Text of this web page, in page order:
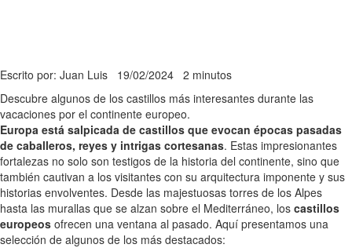
Escrito por: Juan Luis 19/02/2024 2 minutos
Descubre algunos de los castillos más interesantes durante las
vacaciones por el continente europeo.
Europa está salpicada de castillos que evocan épocas pasadas
de caballeros, reyes y intrigas cortesanas. Estas impresionantes
fortalezas no solo son testigos de la historia del continente, sino que
también cautivan a los visitantes con su arquitectura imponente y sus
historias envolventes. Desde las majestuosas torres de los Alpes
hasta las murallas que se alzan sobre el Mediterráneo, los castillos
europeos ofrecen una ventana al pasado. Aquí presentamos una
selección de algunos de los más destacados: